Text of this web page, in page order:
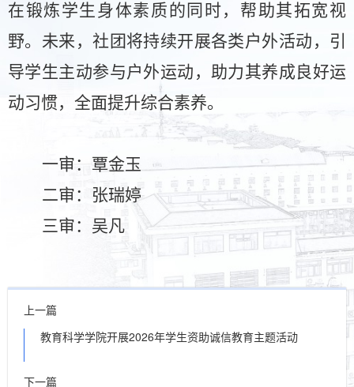
在锻炼学生身体素质的同时，帮助其拓宽视
野。未来，社团将持续开展各类户外活动，引
导学生主动参与户外运动，助力其养成良好运
动习惯，全面提升综合素养。
一审：覃金玉
二审：张瑞婷
三审：吴凡
上一篇
教育科学学院开展2026年学生资助诚信教育主题活动
下一篇